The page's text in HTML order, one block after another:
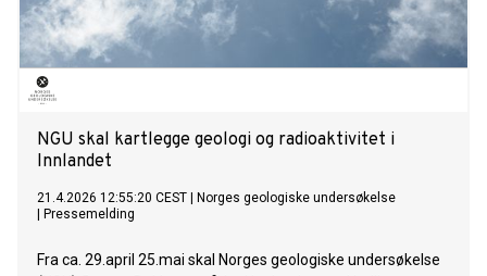
NGU skal kartlegge geologi og radioaktivitet i
Innlandet
21.4.2026 12:55:20 CEST
Norges geologiske undersøkelse
Pressemelding
Fra ca. 29.april 25.mai skal Norges geologiske undersøkelse